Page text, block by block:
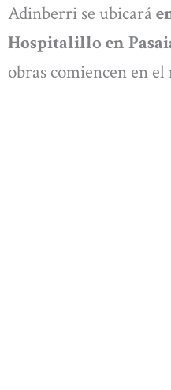
Adinberri se ubicará
Hospitalillo en
obras comiencen en